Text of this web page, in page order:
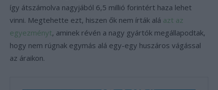
így átszámolva nagyjából 6,5 millió forintért haza lehet
vinni. Megtehette ezt, hiszen ők nem írták alá azt az
egyezményt, aminek révén a nagy gyártók megállapodtak,
hogy nem rúgnak egymás alá egy-egy huszáros vágással
az áraikon.